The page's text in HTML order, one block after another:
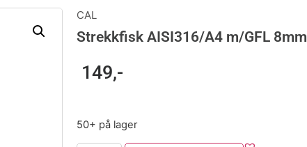
CAL
Strekkfisk AISI316/A4 m/GFL 8mm
149,-
50+ på lager